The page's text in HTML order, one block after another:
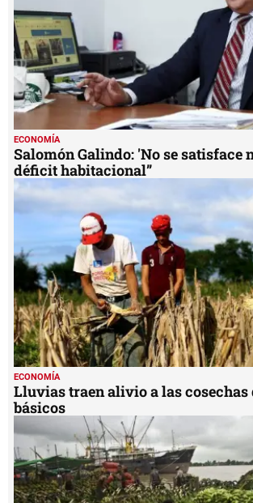
ECONOMÍA
Salomón Galindo: 'No se satisface
déficit habitacional”
ECONOMÍA
Lluvias traen alivio a las cosechas
básicos